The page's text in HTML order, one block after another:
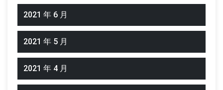
2021 年 6 月
2021 年 5 月
2021 年 4 月